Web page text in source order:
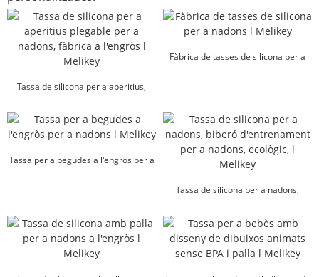
Tassa de silicona per a aperitius,
Fàbrica de tasses de silicona per a
Tassa per a begudes a l'engròs per a
Tassa de silicona per a nadons,